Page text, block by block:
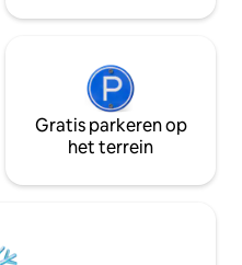
Gratis parkeren op
het terrein